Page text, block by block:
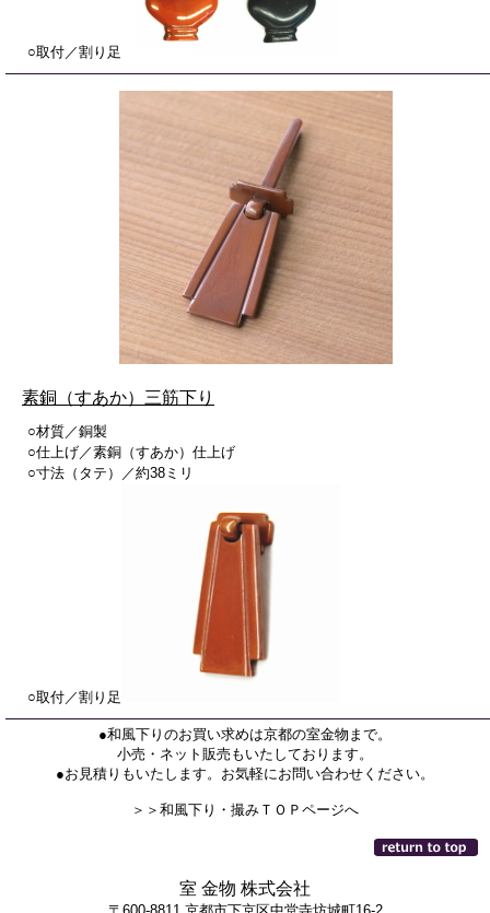
○取付／割り足
素銅（すあか）三筋下り
○材質／銅製
○仕上げ／素銅（すあか）仕上げ
○寸法（タテ）／約38ミリ
○取付／割り足
●和風下りのお買い求めは京都の室金物まで。
小売・ネット販売もいたしております。
●お見積りもいたします。お気軽にお問い合わせください。
＞＞和風下り・撮みＴＯＰページへ
室 金物 株式会社